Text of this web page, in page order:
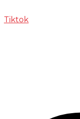
Tiktok